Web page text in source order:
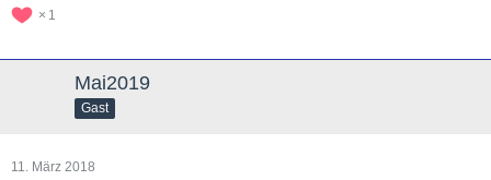
1
Mai2019
Gast
11. März 2018